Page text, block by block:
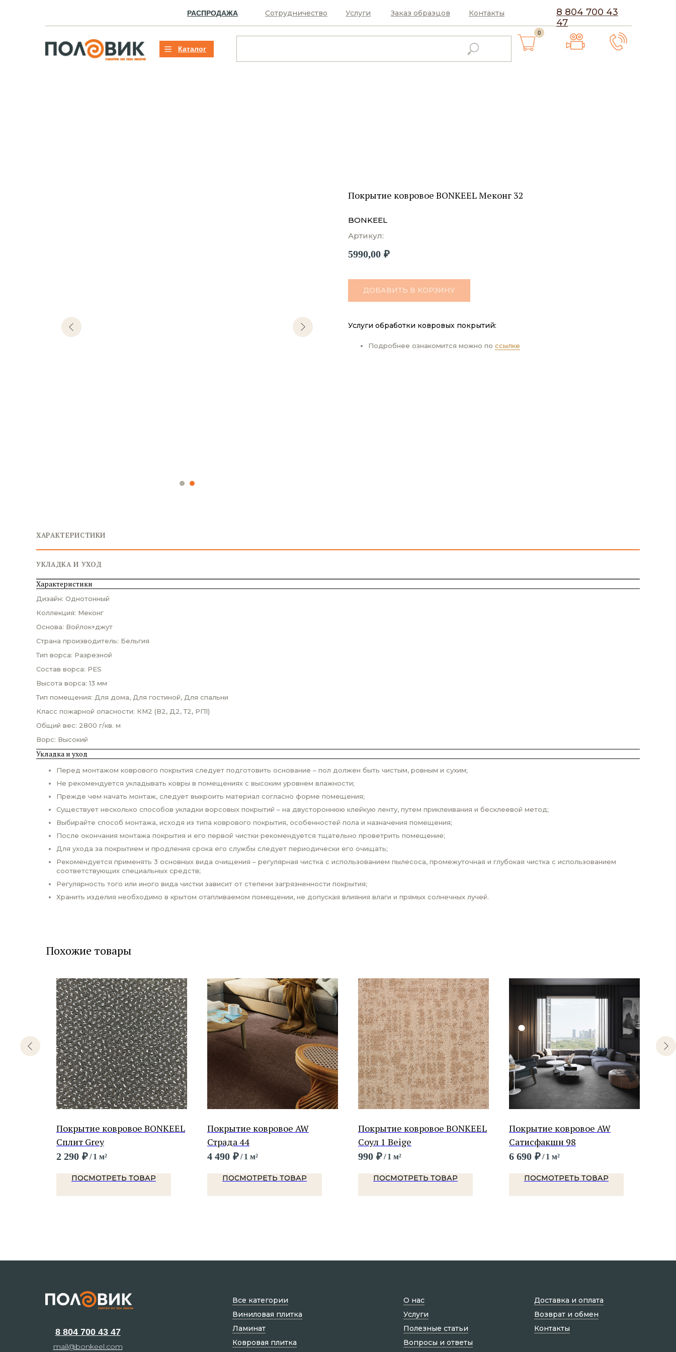
8 804 700 43
47
Услуги
Сотрудничество Контакты
Заказ образцов
РАСПРОДАЖА
0
Каталог
Покрытие ковровое BONKEEL Меконг 32
BONKEEL
Артикул:
5990,00 ₽
ДОБАВИТЬ В КОРЗИНУ
Услуги обработки ковровых покрытий:
Подробнее ознакомится можно по ссылке
ХАРАКТЕРИСТИКИ
УКЛАДКА И УХОД
Характеристики
Дизайн: Однотонный
Коллекция: Меконг
Основа: Войлок+джут
Страна производитель: Бельгия
Тип ворса: Разрезной
Состав ворса: PES
Высота ворса: 13 мм
Тип помещения: Для дома, Для гостиной, Для спальни
Класс пожарной опасности: КМ2 (В2, Д2, Т2, РП1)
Общий вес: 2800 г/кв. м
Ворс: Высокий
Укладка и уход
Перед монтажом коврового покрытия следует подготовить основание – пол должен быть чистым, ровным и сухим;
Не рекомендуется укладывать ковры в помещениях с высоким уровнем влажности;
Прежде чем начать монтаж, следует выкроить материал согласно форме помещения;
Существует несколько способов укладки ворсовых покрытий – на двустороннюю клейкую ленту, путем приклеивания и бесклеевой метод;
Выбирайте способ монтажа, исходя из типа коврового покрытия, особенностей пола и назначения помещения;
После окончания монтажа покрытия и его первой чистки рекомендуется тщательно проветрить помещение;
Для ухода за покрытием и продления срока его службы следует периодически его очищать;
Рекомендуется применять 3 основных вида очищения – регулярная чистка с использованием пылесоса, промежуточная и глубокая чистка с использованием
соответствующих специальных средств;
Регулярность того или иного вида чистки зависит от степени загрязненности покрытия;
Хранить изделия необходимо в крытом отапливаемом помещении, не допуская влияния влаги и прямых солнечных лучей.
Похожие товары
Покрытие ковровое BONKEEL
Сплит Grey
2 290 ₽/ 1 м²
ПОСМОТРЕТЬ ТОВАР
Покрытие ковровое AW
Страда 44
4 490 ₽/ 1 м²
ПОСМОТРЕТЬ ТОВАР
Покрытие ковровое BONKEEL
Соул 1 Beige
990 ₽/ 1 м²
ПОСМОТРЕТЬ ТОВАР
Покрытие ковровое AW
Сатисфакшн 98
6 690 ₽/ 1 м²
ПОСМОТРЕТЬ ТОВАР
8 804 700 43 47
mail@bonkeel.com
О нас
Услуги
Полезные статьи
Вопросы и ответы
Доставка и оплата
Возврат и обмен
Контакты
Все категории
Виниловая плитка
Ламинат
Ковровая плитка